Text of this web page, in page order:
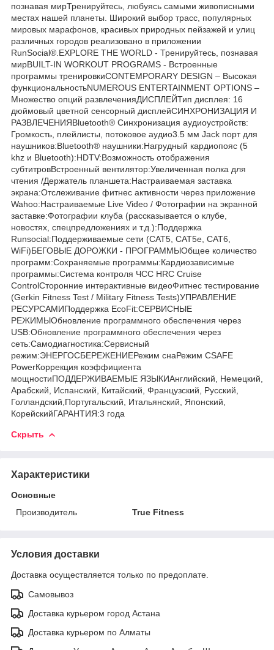
познавая мирТренируйтесь, любуясь самыми живописными
местах нашей планеты. Широкий выбор трасс, популярных
мировых марафонов, красивых природных пейзажей и улиц
различных городов реализовано в приложении
RunSocial®.EXPLORE THE WORLD - Тренируйтесь, познавая
мирBUILT-IN WORKOUT PROGRAMS - Встроенные
программы тренировкиCONTEMPORARY DESIGN – Высокая
функциональностьNUMEROUS ENTERTAINMENT OPTIONS –
Множество опций развлеченияДИСПЛЕЙТип дисплея: 16
дюймовый цветной сенсорный дисплейСИНХРОНИЗАЦИЯ И
РАЗВЛЕЧЕНИЯBluetooth® Синхронизация аудиоустройств:
Громкость, плейлисты, потоковое аудио3.5 мм Jack порт для
наушников:Bluetooth® наушники:Нагрудный кардиопояс (5
khz и Bluetooth):HDTV:Возможность отображения
субтитровВстроенный вентилятор:Увеличенная полка для
чтения /Держатель планшета:Настраиваемая заставка
экрана:Отслеживание фитнес активности через приложение
Wahoo:Настраиваемые Live Video / Фотографии на экранной
заставке:Фотографии клуба (рассказывается о клубе,
новостях, спецпредложениях и т.д.):Поддержка
Runsocial:Поддерживаемые сети (CAT5, CAT5e, CAT6,
WiFi)БЕГОВЫЕ ДОРОЖКИ - ПРОГРАММЫОбщее количество
программ:Сохраняемые программы:Кардиозависимые
программы:Система контроля ЧСС HRC Cruise
ControlСторонние интерактивные видеоФитнес тестирование
(Gerkin Fitness Test / Military Fitness Tests)УПРАВЛЕНИЕ
РЕСУРСАМИПоддержка EcoFit:СЕРВИСНЫЕ
РЕЖИМЫОбновление программного обеспечения через
USB:Обновление программного обеспечения через
сеть:Самодиагностика:Сервисный
режим:ЭНЕРГОСБЕРЕЖЕНИЕРежим снаРежим CSAFE
PowerКоррекция коэффициента
мощностиПОДДЕРЖИВАЕМЫЕ ЯЗЫКИАнглийский, Немецкий,
Арабский, Испанский, Китайский, Французский, Русский,
Голландский,Португальский, Итальянский, Японский,
КорейскийГАРАНТИЯ:3 года
Скрыть
Характеристики
Основные
Производитель
True Fitness
Условия доставки
Доставка осуществляется только по предоплате.
Самовывоз
Доставка курьером город Астана
Доставка курьером по Алматы